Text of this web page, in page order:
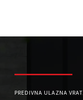
PREDIVNA ULAZNA